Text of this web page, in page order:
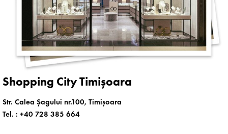
Shopping City Timișoara
Str. Calea Șagului nr.100, Timișoara
Tel. : +40 728 385 664